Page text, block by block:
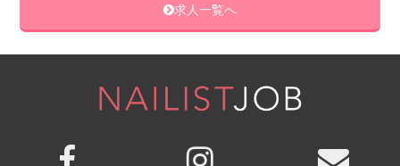
します。テロメアの保護は、60兆個ある体内の細胞の若さ
を保つことにつながります。
す。ターンオーバーは、一般的には28日と言われています
求人一覧へ